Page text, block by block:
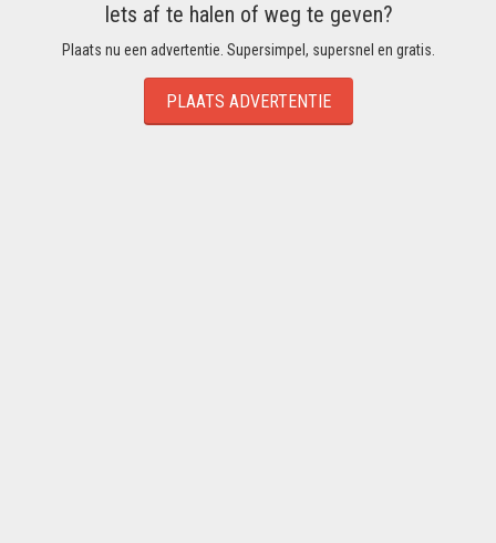
Iets af te halen of weg te geven?
Plaats nu een advertentie. Supersimpel, supersnel en gratis.
PLAATS ADVERTENTIE